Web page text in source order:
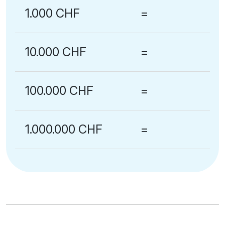
1.000 CHF =
10.000 CHF =
100.000 CHF =
1.000.000 CHF =